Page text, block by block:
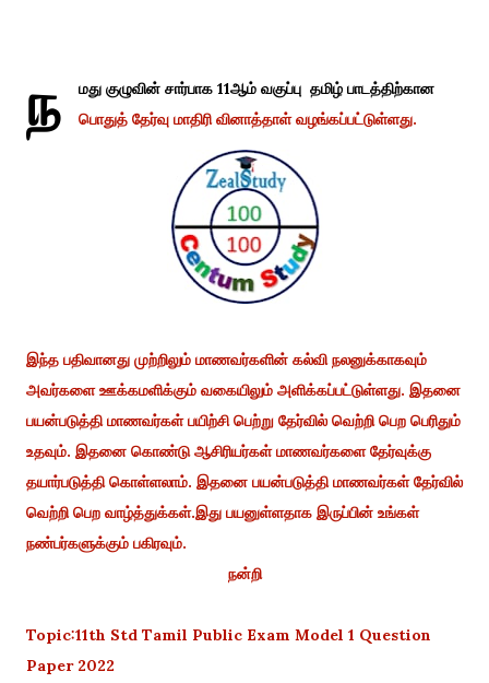
ந
மது குழுவின் சார்பாக 11ஆம் வகுப்பு தமிழ் பாடத்திற்கான
பொதுத் தேர்வு மாதிரி வினாத்தாள் வழங்கப்பட்டுள்ளது.
இந்த பதிவானது முற்றிலும் மாணவர்களின் கல்வி நலனுக்காகவும்
அவர்களை ஊக்கமளிக்கும் வகையிலும் அளிக்கப்பட்டுள்ளது. இதனை
பயன்படுத்தி மாணவர்கள் பயிற்சி பெற்று தேர்வில் வெற்றி பெற பெரிதும்
உதவும். இதனை கொண்டு ஆசிரியர்கள் மாணவர்களை தேர்வுக்கு
தயார்படுத்தி கொள்ளலாம். இதனை பயன்படுத்தி மாணவர்கள் தேர்வில்
வெற்றி பெற வாழ்த்துக்கள்.இது பயனுள்ளதாக இருப்பின் உங்கள்
நண்பர்களுக்கும் பகிரவும்.
நன்றி
Topic:11th Std Tamil Public Exam Model 1 Question
Paper 2022